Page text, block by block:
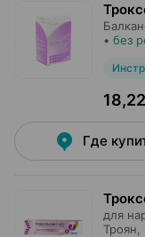
• без
Где
для
Троян